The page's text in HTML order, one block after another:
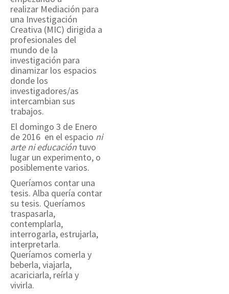
realizar Mediación para
una Investigación
Creativa (MIC) dirigida a
profesionales del
mundo de la
investigación para
dinamizar los espacios
donde los
investigadores/as
intercambian sus
trabajos.
El domingo 3 de Enero
de 2016 en el espacio ni
arte ni educación tuvo
lugar un experimento, o
posiblemente varios.
Queríamos contar una
tesis. Alba quería contar
su tesis. Queríamos
traspasarla,
contemplarla,
interrogarla, estrujarla,
interpretarla.
Queríamos comerla y
beberla, viajarla,
acariciarla, reírla y
vivirla.